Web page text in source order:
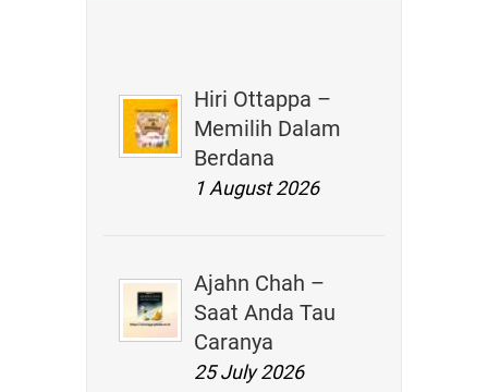
Hiri Ottappa –
Memilih Dalam
Berdana
1 August 2026
Ajahn Chah –
Saat Anda Tau
Caranya
25 July 2026